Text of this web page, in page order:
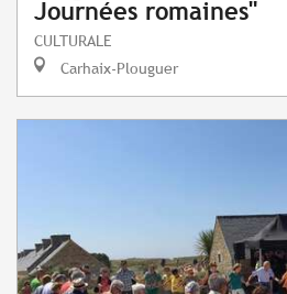
Journées romaines"
CULTURALE
Carhaix-Plouguer